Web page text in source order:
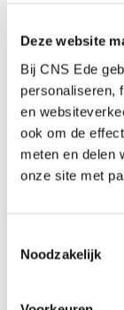
Deze website
Bij CNS Ede
personaliseren,
en
ook om de
meten en delen
onze site met
Noodzakelijk
voor CNS Ede.
“Kinderen leren
zijn.”
“Met
directeur aan
gemeenschap